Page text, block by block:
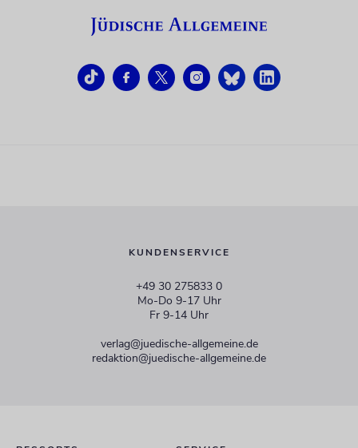
KUNDENSERVICE
+49 30 275833 0
Mo-Do 9-17 Uhr
Fr 9-14 Uhr
verlag@juedische-allgemeine.de
redaktion@juedische-allgemeine.de